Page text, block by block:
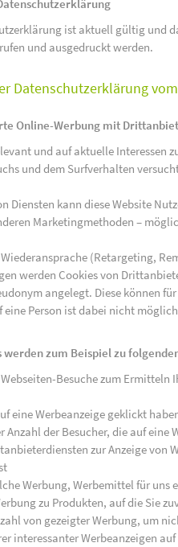
ist aktuell gültig und
und ausgedruckt werden.
Datenschutzerklärung
Online-Werbung mit
und auf aktuelle Interessen
und dem Surfverhalten
Diensten kann diese Website
Marketingmethoden –
(Retargeting,
werden Cookies von
angelegt. Diese können
eine Person ist dabei nicht
werden zum Beispiel zu
Besuche zum
eine Werbeanzeige geklickt
Anzahl der Besucher, die auf
zur Anzeige von
Werbung, Werbemittel für uns
zu Produkten, auf die Sie
von gezeigter Werbung, um
interessanter Werbeanzeigen